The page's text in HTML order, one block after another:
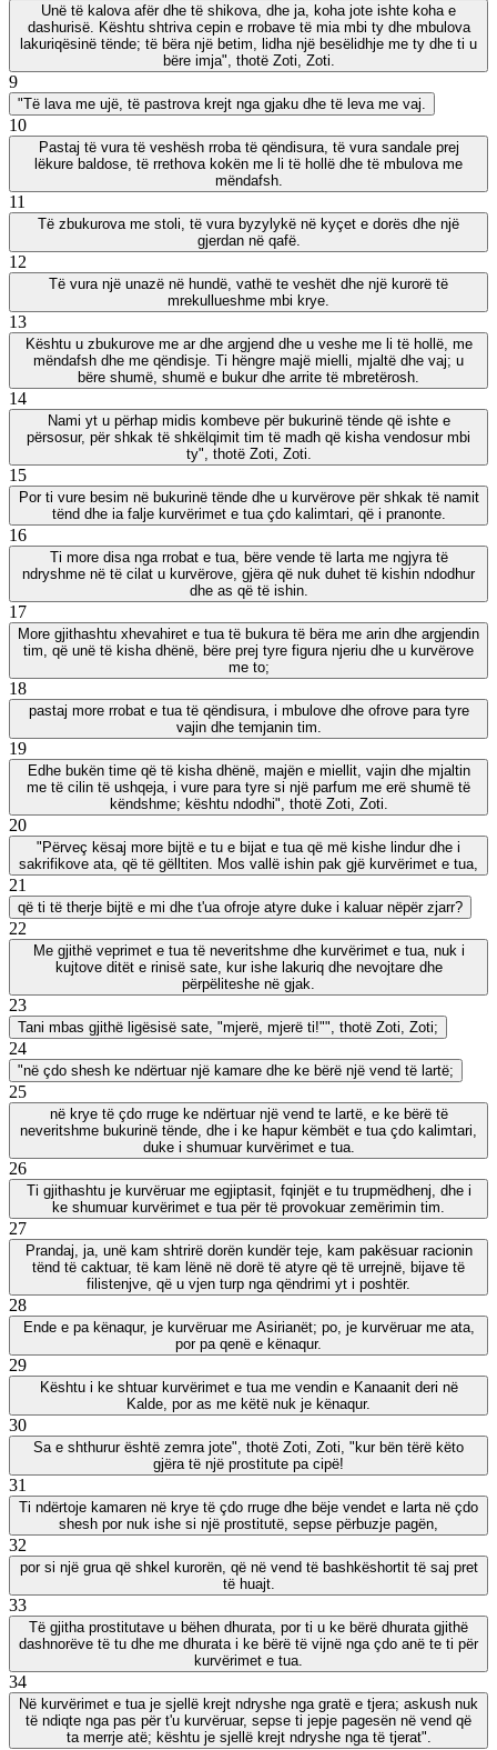
Unë të kalova afër dhe të shikova, dhe ja, koha jote ishte koha e
dashurisë. Kështu shtriva cepin e rrobave të mia mbi ty dhe mbulova
lakuriqësinë tënde; të bëra një betim, lidha një besëlidhje me ty dhe ti u
bëre imja", thotë Zoti, Zoti.
9
"Të lava me ujë, të pastrova krejt nga gjaku dhe të leva me vaj.
10
Pastaj të vura të veshësh rroba të qëndisura, të vura sandale prej
lëkure baldose, të rrethova kokën me li të hollë dhe të mbulova me
mëndafsh.
11
Të zbukurova me stoli, të vura byzylykë në kyçet e dorës dhe një
gjerdan në qafë.
12
Të vura një unazë në hundë, vathë te veshët dhe një kurorë të
mrekullueshme mbi krye.
13
Kështu u zbukurove me ar dhe argjend dhe u veshe me li të hollë, me
mëndafsh dhe me qëndisje. Ti hëngre majë mielli, mjaltë dhe vaj; u
bëre shumë, shumë e bukur dhe arrite të mbretërosh.
14
Nami yt u përhap midis kombeve për bukurinë tënde që ishte e
përsosur, për shkak të shkëlqimit tim të madh që kisha vendosur mbi
ty", thotë Zoti, Zoti.
15
Por ti vure besim në bukurinë tënde dhe u kurvërove për shkak të namit
tënd dhe ia falje kurvërimet e tua çdo kalimtari, që i pranonte.
16
Ti more disa nga rrobat e tua, bëre vende të larta me ngjyra të
ndryshme në të cilat u kurvërove, gjëra që nuk duhet të kishin ndodhur
dhe as që të ishin.
17
More gjithashtu xhevahiret e tua të bukura të bëra me arin dhe argjendin
tim, që unë të kisha dhënë, bëre prej tyre figura njeriu dhe u kurvërove
me to;
18
pastaj more rrobat e tua të qëndisura, i mbulove dhe ofrove para tyre
vajin dhe temjanin tim.
19
Edhe bukën time që të kisha dhënë, majën e miellit, vajin dhe mjaltin
me të cilin të ushqeja, i vure para tyre si një parfum me erë shumë të
këndshme; kështu ndodhi", thotë Zoti, Zoti.
20
"Përveç kësaj more bijtë e tu e bijat e tua që më kishe lindur dhe i
sakrifikove ata, që të gëlltiten. Mos vallë ishin pak gjë kurvërimet e tua,
21
që ti të therje bijtë e mi dhe t'ua ofroje atyre duke i kaluar nëpër zjarr?
22
Me gjithë veprimet e tua të neveritshme dhe kurvërimet e tua, nuk i
kujtove ditët e rinisë sate, kur ishe lakuriq dhe nevojtare dhe
përpëliteshe në gjak.
23
Tani mbas gjithë ligësisë sate, "mjerë, mjerë ti!"", thotë Zoti, Zoti;
24
"në çdo shesh ke ndërtuar një kamare dhe ke bërë një vend të lartë;
25
në krye të çdo rruge ke ndërtuar një vend te lartë, e ke bërë të
neveritshme bukurinë tënde, dhe i ke hapur këmbët e tua çdo kalimtari,
duke i shumuar kurvërimet e tua.
26
Ti gjithashtu je kurvëruar me egjiptasit, fqinjët e tu trupmëdhenj, dhe i
ke shumuar kurvërimet e tua për të provokuar zemërimin tim.
27
Prandaj, ja, unë kam shtrirë dorën kundër teje, kam pakësuar racionin
tënd të caktuar, të kam lënë në dorë të atyre që të urrejnë, bijave të
filistenjve, që u vjen turp nga qëndrimi yt i poshtër.
28
Ende e pa kënaqur, je kurvëruar me Asirianët; po, je kurvëruar me ata,
por pa qenë e kënaqur.
29
Kështu i ke shtuar kurvërimet e tua me vendin e Kanaanit deri në
Kalde, por as me këtë nuk je kënaqur.
30
Sa e shthurur është zemra jote", thotë Zoti, Zoti, "kur bën tërë këto
gjëra të një prostitute pa cipë!
31
Ti ndërtoje kamaren në krye të çdo rruge dhe bëje vendet e larta në çdo
shesh por nuk ishe si një prostitutë, sepse përbuzje pagën,
32
por si një grua që shkel kurorën, që në vend të bashkëshortit të saj pret
të huajt.
33
Të gjitha prostitutave u bëhen dhurata, por ti u ke bërë dhurata gjithë
dashnorëve të tu dhe me dhurata i ke bërë të vijnë nga çdo anë te ti për
kurvërimet e tua.
34
Në kurvërimet e tua je sjellë krejt ndryshe nga gratë e tjera; askush nuk
të ndiqte nga pas për t'u kurvëruar, sepse ti jepje pagesën në vend që
ta merrje atë; kështu je sjellë krejt ndryshe nga të tjerat".